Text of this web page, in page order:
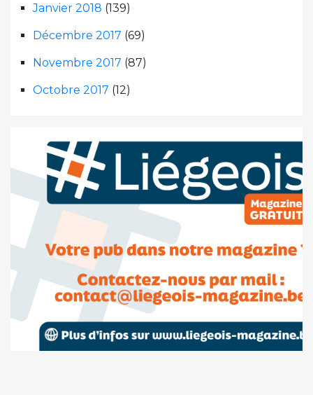
Janvier 2018 (139)
Décembre 2017 (69)
Novembre 2017 (87)
Octobre 2017 (12)